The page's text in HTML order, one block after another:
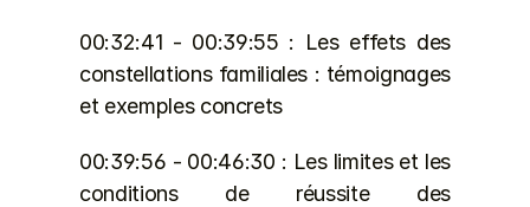
00:32:41 - 00:39:55 : Les effets des
constellations familiales : témoignages
et exemples concrets
00:39:56 - 00:46:30 : Les limites et les
conditions de réussite des